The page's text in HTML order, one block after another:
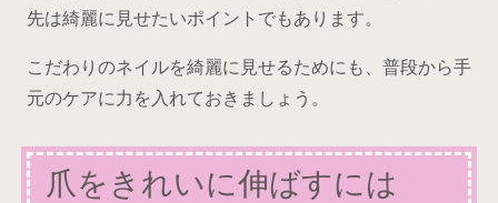
先は綺麗に見せたいポイントでもあります。
こだわりのネイルを綺麗に見せるためにも、普段から手
元のケアに力を入れておきましょう。
爪をきれいに伸ばすには